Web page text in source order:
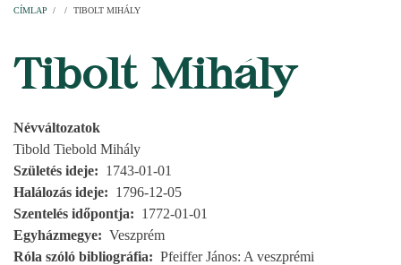
CÍMLAP / / TIBOLT MIHÁLY
Tibolt Mihály
Névváltozatok
Tibold Tiebold Mihály
Születés ideje
1743-01-01
Halálozás ideje
1796-12-05
Szentelés időpontja
1772-01-01
Egyházmegye
Veszprém
Róla szóló bibliográfia
Pfeiffer János: A veszprémi